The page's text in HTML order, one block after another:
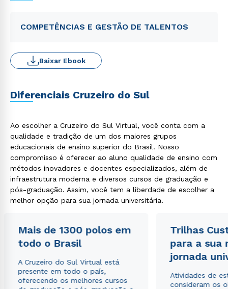
COMPETÊNCIAS E GESTÃO DE TALENTOS
Baixar Ebook
Diferenciais Cruzeiro do Sul
Ao escolher a Cruzeiro do Sul Virtual, você conta com a
qualidade e tradição de um dos maiores grupos
educacionais de ensino superior do Brasil. Nosso
compromisso é oferecer ao aluno qualidade de ensino com
métodos inovadores e docentes especializados, além de
infraestrutura moderna e diversos cursos de graduação e
pós-graduação. Assim, você tem a liberdade de escolher a
melhor opção para sua jornada universitária.
Mais de 1300 polos em
todo o Brasil
A Cruzeiro do Sul Virtual está
presente em todo o país,
oferecendo os melhores cursos
Trilhas
para a sua
jornada
Atividades de
consideram os